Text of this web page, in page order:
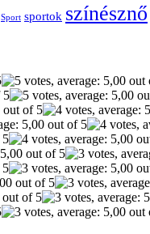
Sport sportok színésznő